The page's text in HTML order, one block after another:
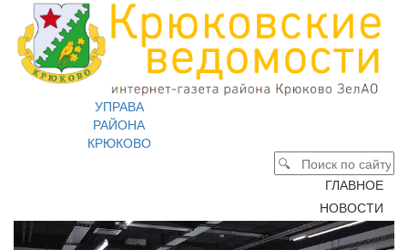
УПРАВА
РАЙОНА
КРЮКОВО
ГЛАВНОЕ
НОВОСТИ